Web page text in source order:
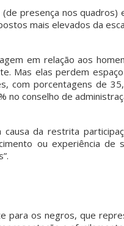
(de presença nos
mais elevados da
em relação aos
Mas elas perdem
com porcentagens de
no conselho de
causa da restrita
ou experiência
para os negros, que